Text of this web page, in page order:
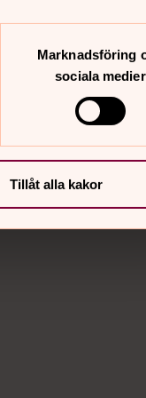
Marknadsföring
sociala medier
Tillåt alla kakor